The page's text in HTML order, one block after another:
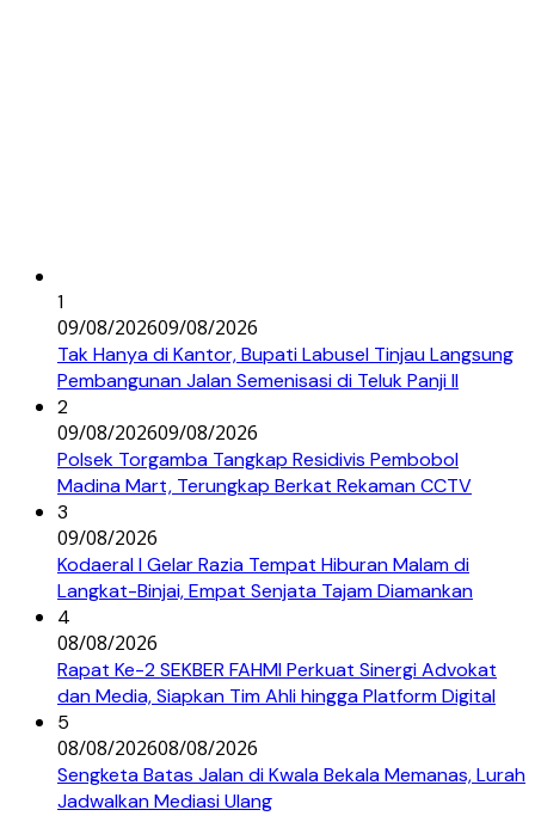
1
09/08/202609/08/2026
Tak Hanya di Kantor, Bupati Labusel Tinjau Langsung
Pembangunan Jalan Semenisasi di Teluk Panji II
2
09/08/202609/08/2026
Polsek Torgamba Tangkap Residivis Pembobol
Madina Mart, Terungkap Berkat Rekaman CCTV
3
09/08/2026
Kodaeral I Gelar Razia Tempat Hiburan Malam di
Langkat-Binjai, Empat Senjata Tajam Diamankan
4
08/08/2026
Rapat Ke-2 SEKBER FAHMI Perkuat Sinergi Advokat
dan Media, Siapkan Tim Ahli hingga Platform Digital
5
08/08/202608/08/2026
Sengketa Batas Jalan di Kwala Bekala Memanas, Lurah
Jadwalkan Mediasi Ulang